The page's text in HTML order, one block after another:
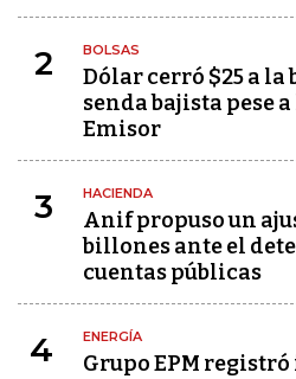
2 BOLSAS
Dólar cerró $25 a la
senda bajista pese
Emisor
3 HACIENDA
Anif propuso un
billones ante el
cuentas públicas
4 ENERGÍA
Grupo EPM registró